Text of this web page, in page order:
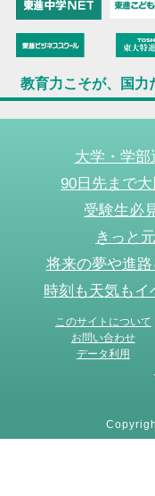
教育力こそが、国力
大学・学
90日先まで
受験生必
きっと
将来の夢や進
時刻も天気も
このサイトについて
お問い合わせ
データ利用